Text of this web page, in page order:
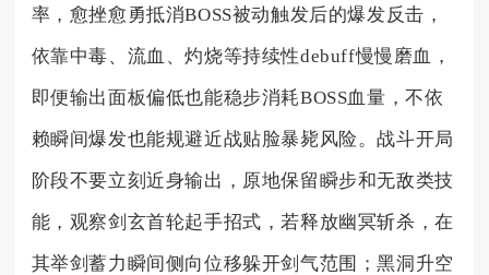
率，愈挫愈勇抵消BOSS被动触发后的爆发反击，
依靠中毒、流血、灼烧等持续性debuff慢慢磨血，
即便输出面板偏低也能稳步消耗BOSS血量，不依
赖瞬间爆发也能规避近战贴脸暴毙风险。战斗开局
阶段不要立刻近身输出，原地保留瞬步和无敌类技
能，观察剑玄首轮起手招式，若释放幽冥斩杀，在
其举剑蓄力瞬间侧向位移躲开剑气范围；黑洞升空